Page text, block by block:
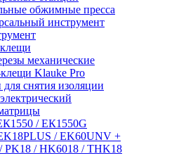
обжимные пресса
инструмент
механические
Klauke Pro
снятия изоляции
/ ЕК1550G
/ EK60UNV +
PK18 / HK6018 / THK18